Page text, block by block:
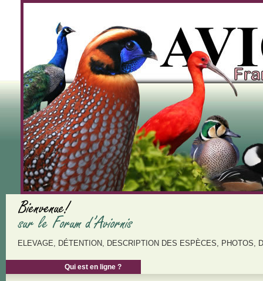
ELEVAGE, DÉTENTION, DESCRIPTION DES ESPÈCES, PHOTOS,
Qui est en ligne ?